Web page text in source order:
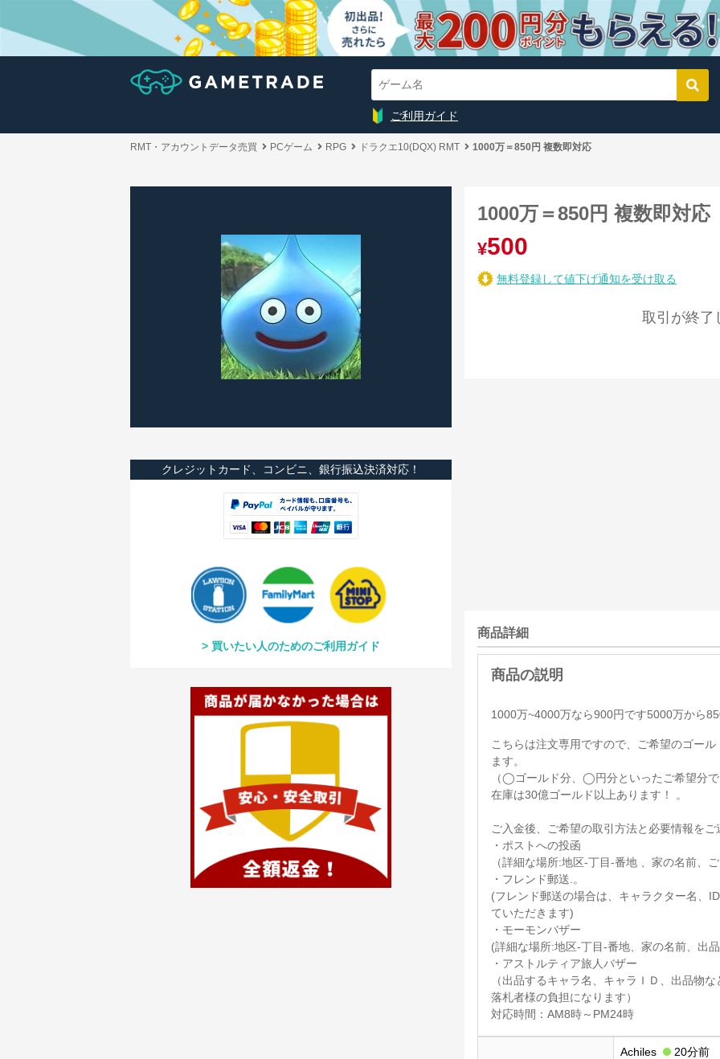
ご利用ガイド
RMT・アカウントデータ売買 PCゲーム RPG ドラクエ10(DQX) RMT 1000万＝850円 複数即対応
クレジットカード、コンビニ、銀行振込決済対応！
買いたい人のためのご利用ガイド
1000万＝850円 複数即対応
¥500
無料登録して値下げ通知を受け取る
取引が終了
商品詳細
1000万~4000万なら900円です5000万から
こちらは注文専用ですので、ご希望のゴー
ます。
（◯ゴールド分、◯円分といったご希望分
在庫は30億ゴールド以上あります！ 。
ご入金後、ご希望の取引方法と必要情報を
・ポストへの投函
（詳細な場所:地区-丁目-番地 、家の名前、
・フレンド郵送.。
(フレンド郵送の場合は、キャラクター名、
ていただきます)
・モーモンバザー
(詳細な場所:地区-丁目-番地、家の名前、出
・アストルティア旅人バザー
（出品するキャラ名、キャラＩＤ、出品物
落札者様の負担になります）
対応時間：AM8時～PM24時
Achiles 20分前